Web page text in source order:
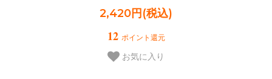
2,420円(税込)
12 ポイント還元
お気に入り